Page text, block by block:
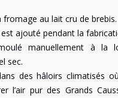
fromage au lait cru de brebis.
ajouté pendant la
manuellement à la
sec.
des hâloirs climatisés
l’air pur des Grands